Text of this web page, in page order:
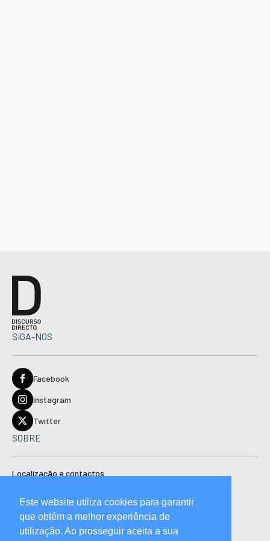
SIGA-NOS
Facebook
Instagram
Twitter
SOBRE
Localização e contactos
Ficha técnica
Manual de boas práticas editoriais e código de conduta
Este website utiliza cookies para garantir
que obtém a melhor experiência de
utilização. Ao prosseguir aceita a sua